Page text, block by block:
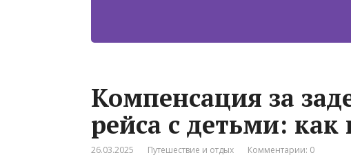
Компенсация за
рейса с детьми:
26.03.2025 Путешествие и отдых Комментарии: 0